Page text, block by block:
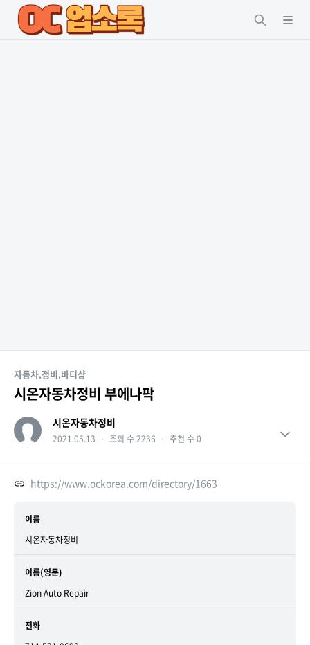
자동차.정비.바디샵
시온자동차정비 부에나팍
시온자동차정비
2021.05.13 ・ 조회 수 2236 ・ 추천 수 0
https://www.ockorea.com/directory/1663
이름
시온자동차정비
이름(영문)
Zion Auto Repair
전화